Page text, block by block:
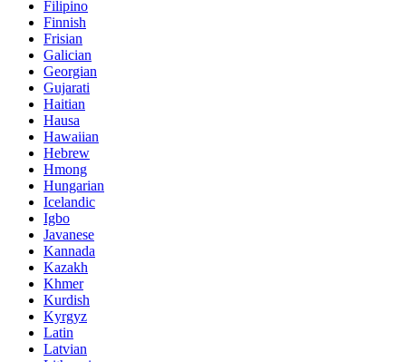
Filipino
Finnish
Frisian
Galician
Georgian
Gujarati
Haitian
Hausa
Hawaiian
Hebrew
Hmong
Hungarian
Icelandic
Igbo
Javanese
Kannada
Kazakh
Khmer
Kurdish
Kyrgyz
Latin
Latvian